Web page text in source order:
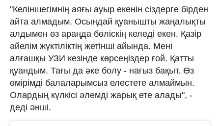
"Келіншегімнің аяғы ауыр екенін сіздерге бірден
айта алмадым. Осындай қуанышты жаңалықты
алдымен өз араңда бөліскің келеді екен. Қазір
әйелім жүктіліктің жетінші айында. Мені
алғашқы УЗИ кезінде көрсеңіздер ғой. Қатты
қуандым. Тағы да әке болу - нағыз бақыт. Өз
өмірімді балаларымсыз елестете алмаймын.
Олардың күлкісі әлемді жарық ете алады", -
деді әнші.